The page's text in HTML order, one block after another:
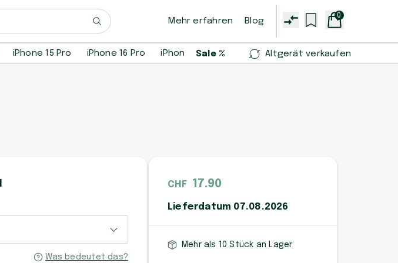
Mehr erfahren Blog
0
iPhone 15 Pro iPhone 16 Pro iPhone 14 Pro iPhone 13 mini Samsung Galaxy
Sale % Altgerät verkaufen
Was bedeutet das?
CHF 17.90
Lieferdatum 07.08.2026
Mehr als 10 Stück an Lager